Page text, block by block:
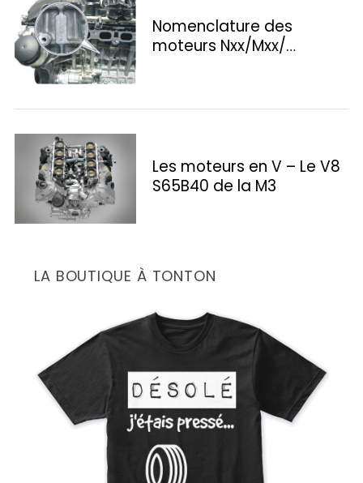
Nomenclature des
moteurs Nxx/Mxx/…
Les moteurs en V – Le V8
S65B40 de la M3
LA BOUTIQUE À TONTON
e
h
f
o